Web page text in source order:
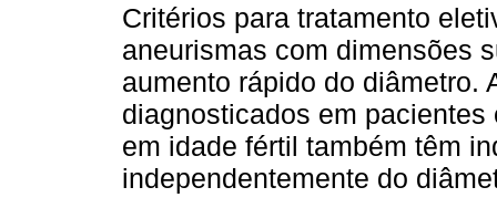
Critérios para tratamento
aneurismas com dimensões
aumento rápido do diâmetro.
diagnosticados em
em idade fértil também têm
independentemente do